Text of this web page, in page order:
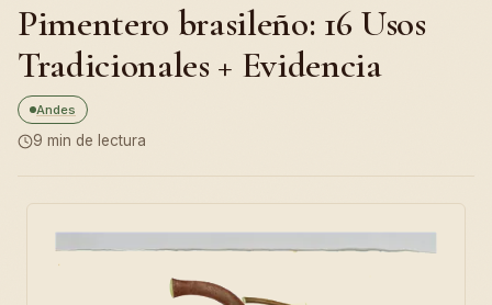
Pimentero brasileño: 16 Usos
Tradicionales + Evidencia
Andes
9 min de lectura